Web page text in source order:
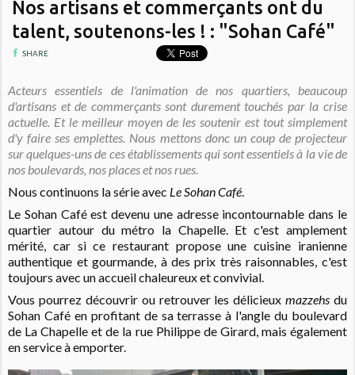
Nos artisans et commerçants ont du
talent, soutenons-les ! : "Sohan Café"
SHARE
Acteurs essentiels de l'animation de nos quartiers, beaucoup
d'artisans et de commerçants sont durement touchés par la crise
actuelle. Et le meilleur moyen de les soutenir est tout simplement
d'y faire ses emplettes. Nous mettons donc un coup de projecteur
sur quelques-uns de ces établissements qui sont essentiels à la vie de
nos boulevards, nos places et nos rues.
Nous continuons la série avec Le Sohan Café
Le Sohan Café est devenu une adresse incontournable dans le
quartier autour du métro la Chapelle. Et c'est amplement
mérité, car si ce restaurant propose une cuisine iranienne
authentique et gourmande, à des prix très raisonnables, c'est
toujours avec un accueil chaleureux et convivial.
Vous pourrez découvrir ou retrouver les délicieuxmazzehs du
Sohan Café en profitant de sa terrasse à l'angle du boulevard
de La Chapelle et de la rue Philippe de Girard, mais également
en service à emporter.